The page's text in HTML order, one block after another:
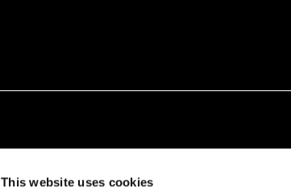
This website uses cookies
FAAREN GmbH